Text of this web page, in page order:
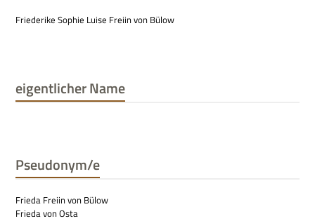
Friederike Sophie Luise Freiin von Bülow
eigentlicher Name
Pseudonym/e
Frieda Freiin von Bülow
Frieda von Osta